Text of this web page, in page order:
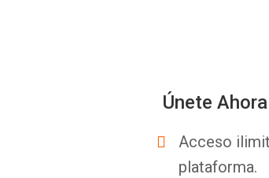
Únete Ahora
Acceso
plataforma.